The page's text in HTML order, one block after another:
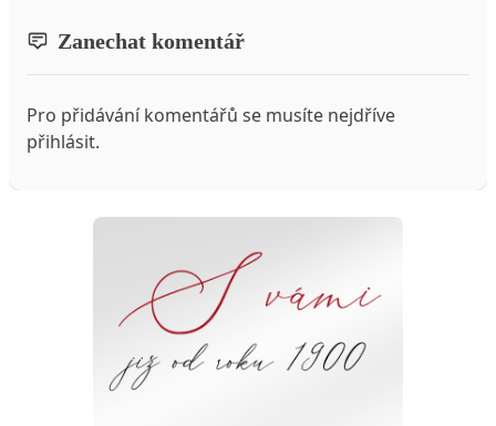
Zanechat komentář
Pro přidávání komentářů se musíte nejdříve
přihlásit.